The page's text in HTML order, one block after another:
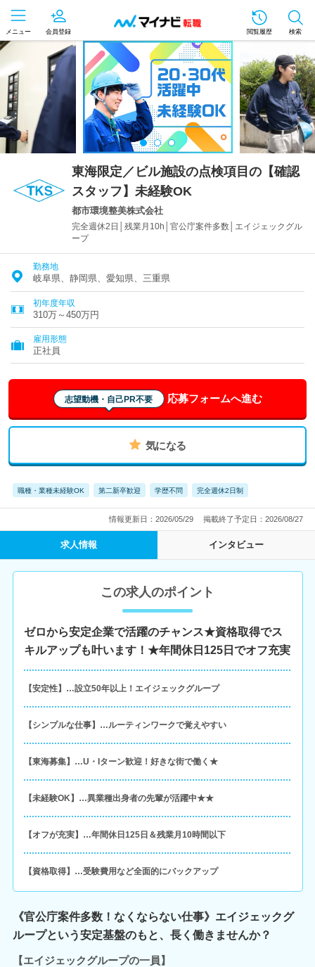
メニュー 会員登録 閲覧履歴 検索
東海限定／ビル施設の点検項目の【確認
スタッフ】未経験OK
都市環境整美株式会社
完全週休2日│残業月10h│官公庁案件多数│エイジェックグル
ープ
勤務地
岐阜県、静岡県、愛知県、三重県
初年度年収
310万～450万円
雇用形態
正社員
志望動機・自己PR不要 応募フォームへ進む
気になる
職種・業種未経験OK 第二新卒歓迎 学歴不問 完全週休2日制
情報更新日：2026/05/29 掲載終了予定日：2026/08/27
求人情報 インタビュー
この求人のポイント
ゼロから安定企業で活躍のチャンス★資格取得でス
キルアップも叶います！★年間休日125日でオフ充実
【安定性】…設立50年以上！エイジェックグループ
【シンプルな仕事】…ルーティンワークで覚えやすい
【東海募集】…U・Iターン歓迎！好きな街で働く★
【未経験OK】…異業種出身者の先輩が活躍中★★
【オフが充実】…年間休日125日＆残業月10時間以下
【資格取得】…受験費用など全面的にバックアップ
《官公庁案件多数！なくならない仕事》エイジェックグ
ループという安定基盤のもと、長く働きませんか？
【エイジェックグループの一員】